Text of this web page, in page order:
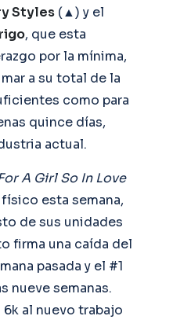
Styles (▲) y el
, que esta
por la mínima,
a su total de la
como para
quince días,
actual.
A Girl So In Love
esta semana,
de sus unidades
firma una caída del
pasada y el #1
nueve semanas.
al nuevo trabajo